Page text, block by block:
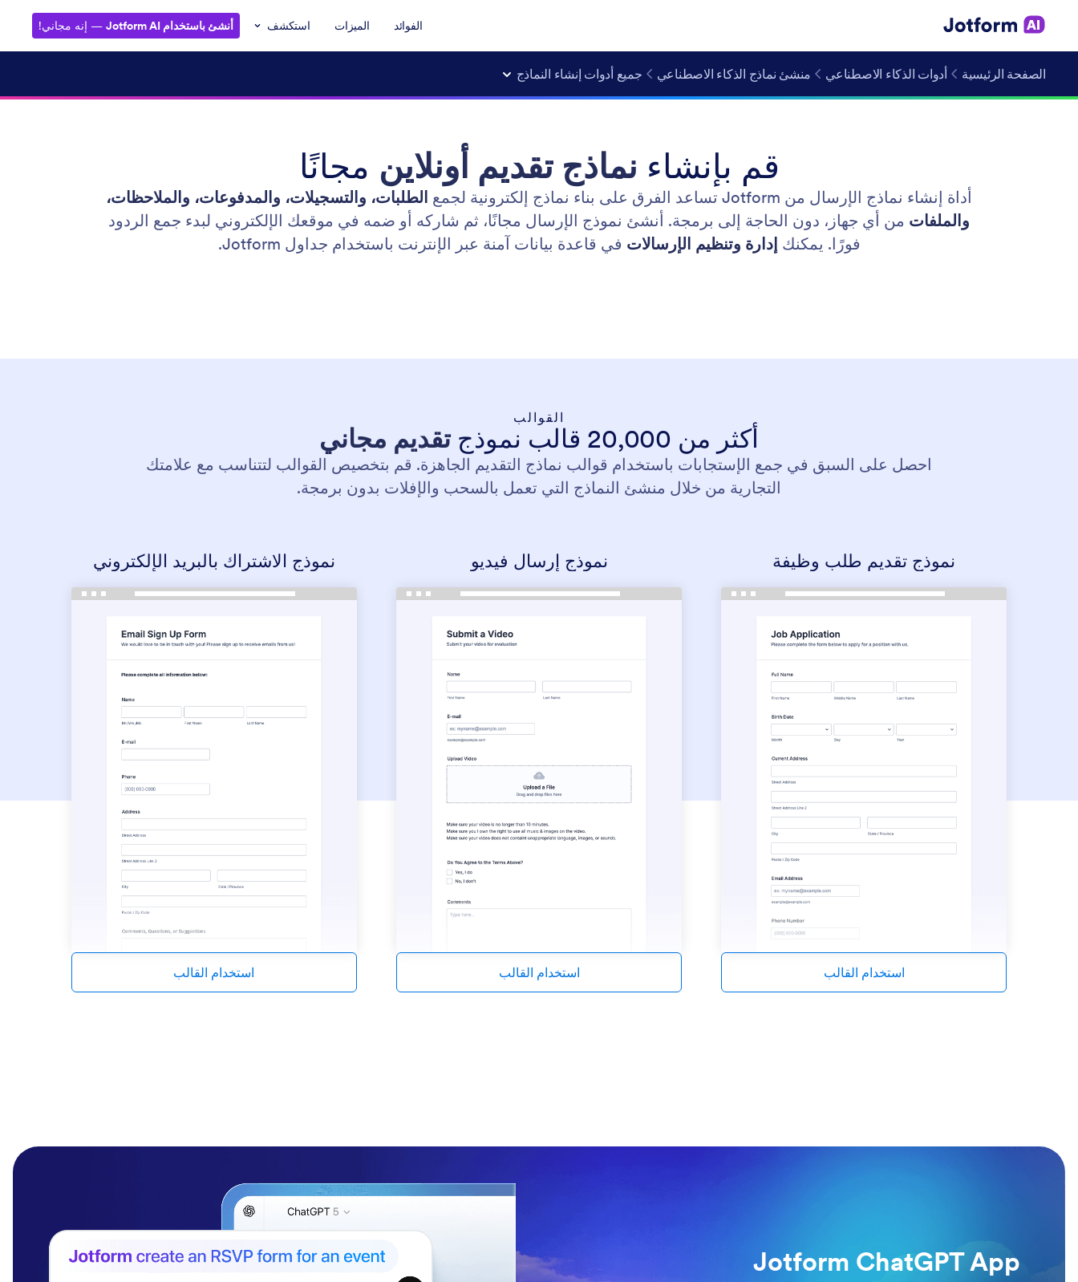
الفوائد الميزات استكشف أنشئ باستخدام Jotform AI — إنه مجاني!
الصفحة الرئيسية أدوات الذكاء الاصطناعي منشئ نماذج الذكاء الاصطناعي جميع أدوات إنشاء النماذج
قم بإنشاء نماذج تقديم أونلاين مجانًا
أداة إنشاء نماذج الإرسال من Jotform تساعد الفرق على بناء نماذج إلكترونية لجمع
الطلبات، والتسجيلات، والمدفوعات، والملاحظات،
والملفات من أي جهاز، دون الحاجة إلى برمجة. أنشئ نموذج الإرسال مجانًا، ثم شاركه أو ضمه في موقعك الإلكتروني لبدء جمع الردود
فورًا. يمكنك إدارة وتنظيم الإرسالات في قاعدة بيانات آمنة عبر الإنترنت باستخدام جداول Jotform.
القوالب
أكثر من 20,000 قالب نموذج تقديم مجاني
احصل على السبق في جمع الإستجابات باستخدام قوالب نماذج التقديم الجاهزة. قم بتخصيص القوالب لتتناسب مع علامتك
التجارية من خلال منشئ النماذج التي تعمل بالسحب والإفلات بدون برمجة.
نموذج تقديم طلب وظيفة
استخدام القالب
نموذج إرسال فيديو
استخدام القالب
نموذج الاشتراك بالبريد الإلكتروني
استخدام القالب
Jotform ChatGPT App